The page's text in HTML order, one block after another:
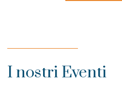
I nostri Eventi